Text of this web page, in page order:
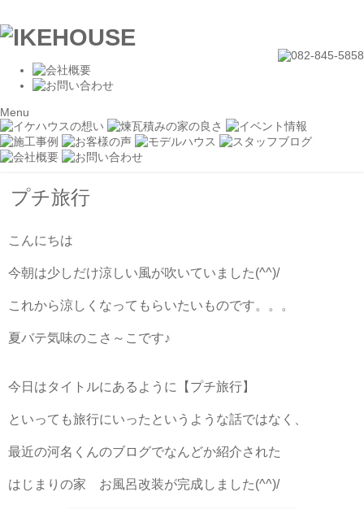
Menu
プチ旅行
こんにちは
今朝は少しだけ涼しい風が吹いていました(^^)/
これから涼しくなってもらいたいものです。。。
夏バテ気味のこさ～こです♪
今日はタイトルにあるように【プチ旅行】
といっても旅行にいったというような話ではなく、
最近の河名くんのブログでなんどか紹介された
はじまりの家 お風呂改装が完成しました(^^)/